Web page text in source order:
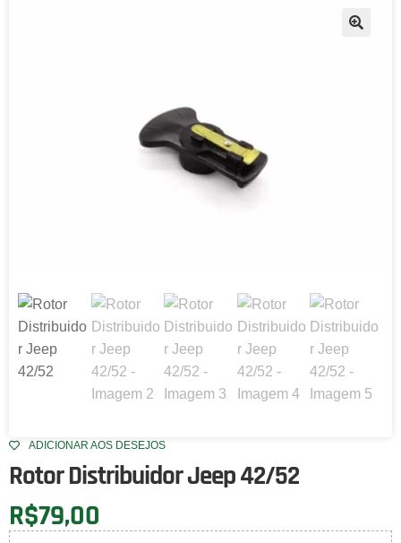
ADICIONAR AOS DESEJOS
Rotor Distribuidor Jeep 42/52
R$79,00